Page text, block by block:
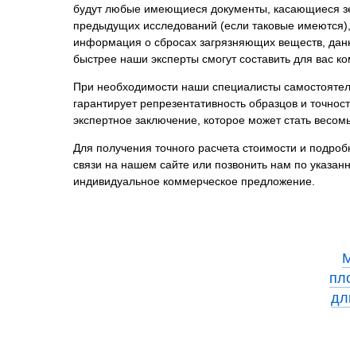
будут любые имеющиеся документы, касающиеся
предыдущих исследований (если таковые
информация о сбросах загрязняющих веществ,
быстрее наши эксперты смогут составить для вас
При необходимости наши специалисты
гарантирует репрезентативность образцов и
экспертное заключение, которое может стать
Для получения точного расчета стоимости и
связи на нашем сайте или позвонить нам по
индивидуальное коммерческое предложение.